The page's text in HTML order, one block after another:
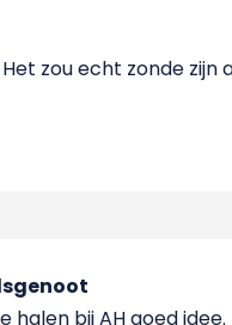
zou echt zonde
halen bij AH goed